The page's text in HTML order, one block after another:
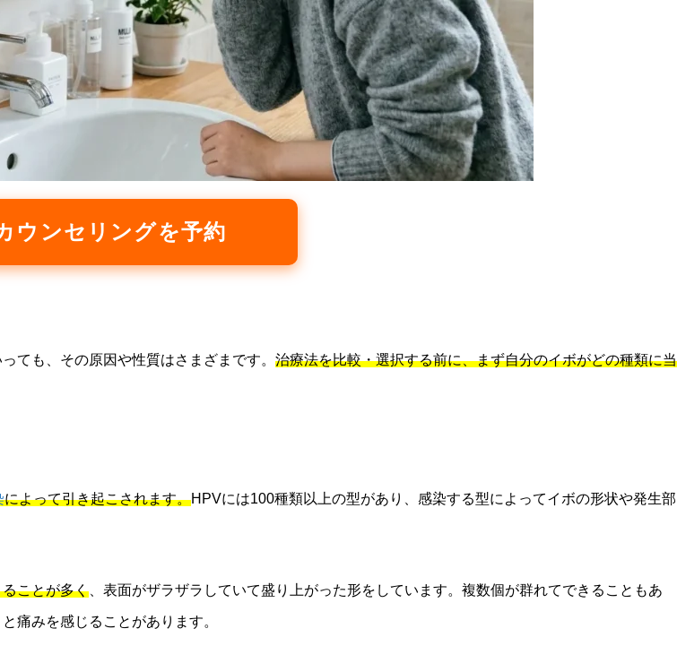
ウンセリングを予約
ても、その原因や性質はさまざまです。 治療法を比較・選択する前に、まず自分のイボがどの種類に当
によって引き起こされます。HPVには100種類以上の型があり、感染する型によってイボの形状や発生部
ことが多く 、表面がザラザラしていて盛り上がった形をしています。複数個が群れてできることもあ
痛みを感じることがあります。